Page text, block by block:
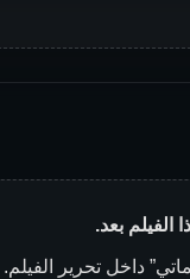
الفيلم بعد.
داخل تحرير الفيلم.